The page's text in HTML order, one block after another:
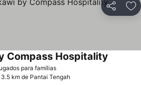
Partilhar
para famílias
Compass Hospitality
km de Pantai Tengah